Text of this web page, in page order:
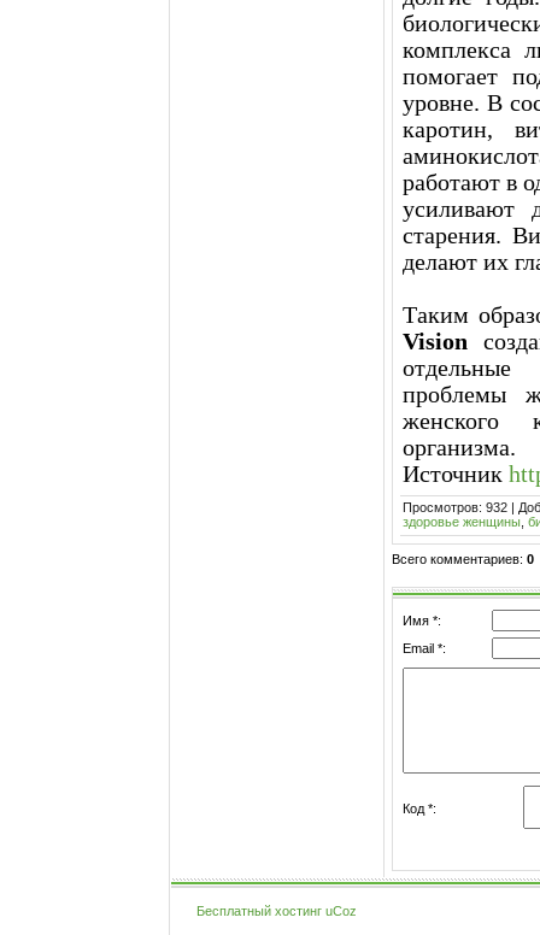
комплекса
помогает
уровне. В
каротин,
работают в
усиливают
старения.
делают их
Таким
Vision
отдельные
проблемы
женского
организма.
Источник
Просмотров: 932 |
здоровье женщины
Всего комментариев: 0
Имя *:
Email *:
Код *:
Бесплатный хостинг uCoz